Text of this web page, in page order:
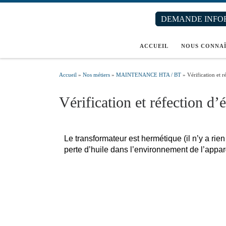
DEMANDE
ACCUEIL NOUS
Accueil » Nos métiers » MAINTENANCE HTA / BT » Vérification et
Vérification et réfection
Le transformateur est hermétique (il n’y a
perte d’huile dans l’environnement de